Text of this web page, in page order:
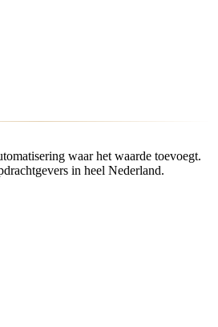
waar het waarde toevoegt.
in heel Nederland.